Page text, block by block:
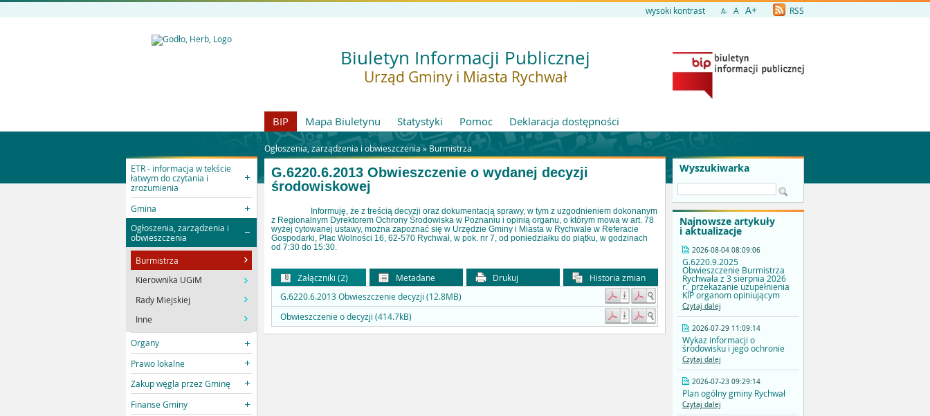
wysoki kontrast A- A A+ RSS
Biuletyn Informacji Publicznej
Urząd Gminy i Miasta Rychwał
BIP Mapa Biuletynu Statystyki Pomoc Deklaracja dostępności
Ogłoszenia, zarządzenia i obwieszczenia » Burmistrza
ETR - informacja w tekście
łatwym do czytania i
zrozumienia
Gmina
Ogłoszenia, zarządzenia i
obwieszczenia
Burmistrza
Kierownika UGiM
Rady Miejskiej
Inne
Organy
Prawo lokalne
Zakup węgla przez Gminę
Finanse Gminy
Wyszukiwarka
Najnowsze artykuły
i aktualizacje
2026-08-04 08:09:06
G.6220.9.2025
Obwieszczenie Burmistrza
Rychwała z 3 sierpnia 2026
r._przekazanie uzupełnienia
KIP organom opiniującym
Czytaj dalej
2026-07-29 11:09:14
Wykaz informacji o
środowisku i jego ochronie
Czytaj dalej
2026-07-23 09:29:14
Plan ogólny gminy Rychwał
Czytaj dalej
G.6220.6.2013 Obwieszczenie o wydanej decyzji
środowiskowej
Informuję, że z treścią decyzji oraz dokumentacją sprawy, w tym z uzgodnieniem dokonanym
z Regionalnym Dyrektorem Ochrony Środowiska w Poznaniu i opinią organu, o którym mowa w art. 78
wyżej cytowanej ustawy, można zapoznać się w Urzędzie Gminy i Miasta w Rychwale w Referacie
Gospodarki, Plac Wolności 16, 62-570 Rychwał, w pok. nr 7, od poniedziałku do piątku, w godzinach
od 7:30 do 15:30.
Załączniki (2) Metadane Drukuj
Historia zmian
G.6220.6.2013 Obwieszczenie decyzji (12.8MB)
Obwieszczenie o decyzji (414.7kB)